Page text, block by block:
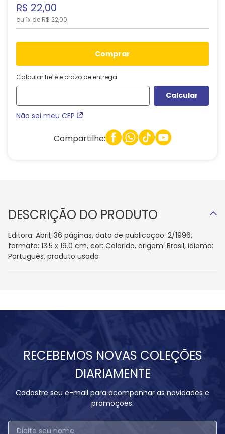
R$ 22,00
ou 1x de R$ 22,00
comprar
Calcular frete e prazo de entrega
Não sei meu CEP
Compartilhe:
DESCRIÇÃO DO PRODUTO
Editora: Abril, 36 páginas, data de publicação: 2/1996,
formato: 13.5 x 19.0 cm, cor: Colorido, origem: Brasil, idioma:
Português, produto usado
RECEBEMOS NOVAS COLEÇÕES
DIARIAMENTE
Cadastre seu e-mail para acompanhar as novidades e
promoções.